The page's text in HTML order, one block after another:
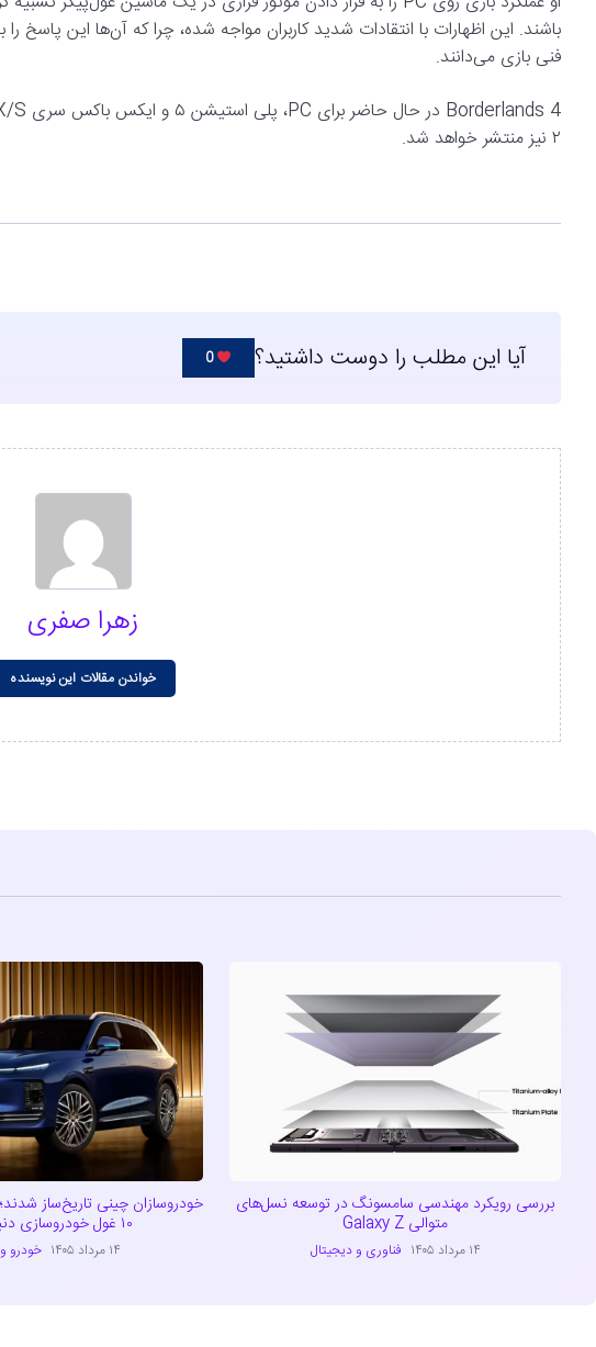
باشند. این اظهارات با انتقادات شدید کاربران مواجه شده، چرا که آن‌ها این
فنی بازی می‌دانند.
۲ نیز منتشر خواهد شد.
آیا این مطلب را دوست داشتید؟ 0
زهرا صفری
خواندن مقالات این نویسنده
بررسی رویکرد مهندسی سامسونگ در توسعه نسل‌های
متوالی Galaxy Z
۱۴ مرداد ۱۴۰۵ فناوری و دیجیتال
خودروسازان چینی تاریخ‌ساز
۱۰ غول خودروسازی دنیا پیوستند
۱۴ مرداد ۱۴۰۵ خودرو